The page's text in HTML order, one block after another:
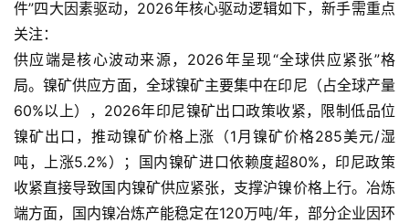
件”四大因素驱动，2026年核心驱动逻辑如下，新手需重点
关注：
供应端是核心波动来源，2026年呈现“全球供应紧张”格
局。镍矿供应方面，全球镍矿主要集中在印尼（占全球产量
60%以上），2026年印尼镍矿出口政策收紧，限制低品位
镍矿出口，推动镍矿价格上涨（1月镍矿价格285美元/湿
吨，上涨5.2%）；国内镍矿进口依赖度超80%，印尼政策
收紧直接导致国内镍矿供应紧张，支撑沪镍价格上行。冶炼
端方面，国内镍冶炼产能稳定在120万吨/年，部分企业因环